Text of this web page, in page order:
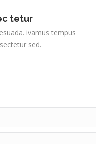
tetur
ivamus tempus
sed.